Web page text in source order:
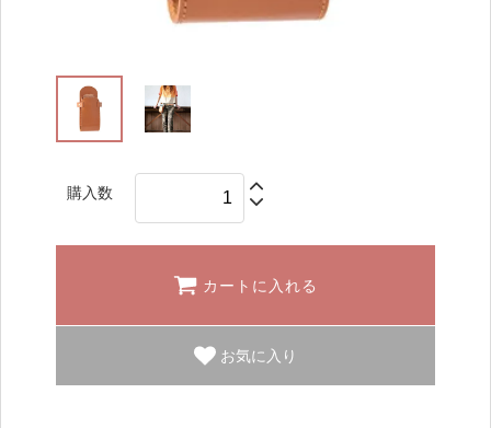
購入数
カートに入れる
お気に入り